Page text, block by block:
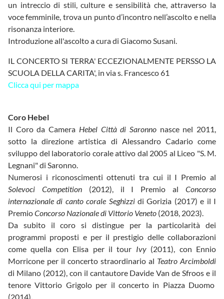
un intreccio di stili, culture e sensibilità che, attraverso la
voce femminile, trova un punto d’incontro nell’ascolto e nella
risonanza interiore.
Introduzione all'ascolto a cura di Giacomo Susani.
IL CONCERTO SI TERRA' ECCEZIONALMENTE PERSSO LA
SCUOLA DELLA CARITA', in via s. Francesco 61
Clicca qui per mappa
Coro Hebel
Il Coro da Camera Hebel Città di Saronnonasce nel 2011,
sotto la direzione artistica di Alessandro Cadario come
sviluppo del laboratorio corale attivo dal 2005 al Liceo "S. M.
Legnani" di Saronno.
Numerosi i riconoscimenti ottenuti tra cui il I Premio al
Solevoci Competition (2012), il I Premio alConcorso
internazionale di canto corale Seghizzidi Gorizia (2017) e il I
PremioConcorso Nazionale di Vittorio Veneto (2018, 2023).
Da subito il coro si distingue per la particolarità dei
programmi proposti e per il prestigio delle collaborazioni
come quella con Elisa per il tour Ivy(2011), con Ennio
Morricone per il concerto straordinario al Teatro Arcimboldi
di Milano (2012), con il cantautore Davide Van de Sfroos e il
tenore Vittorio Grigolo per il concerto in Piazza Duomo
(2014).